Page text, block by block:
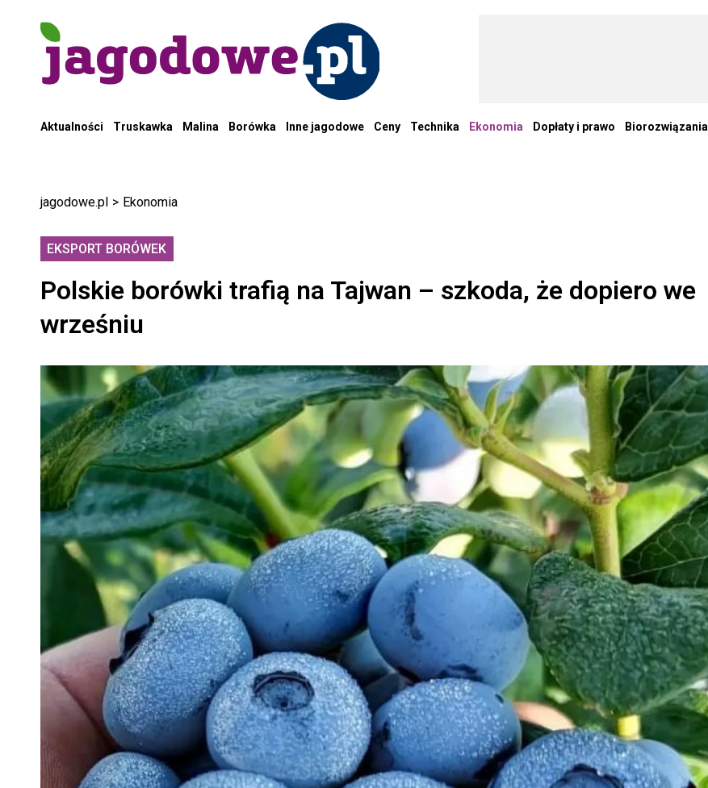
Aktualności Truskawka Malina Borówka Inne jagodowe Ceny Technika Ekonomia Dopłaty i prawo Biorozwiązania
jagodowe.pl > Ekonomia
EKSPORT BORÓWEK
Polskie borówki trafią na Tajwan – szkoda, że dopiero we
wrześniu